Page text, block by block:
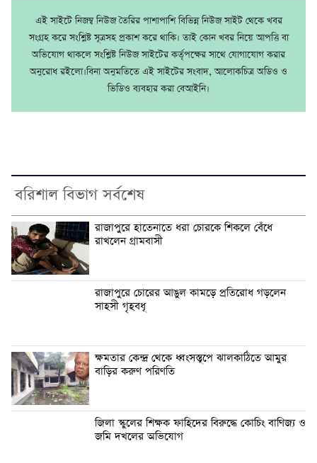
এই সাইটে নিজম্ব নিউজ তৈরির পাশাপাশি বিভিন্ন নিউজ সাইট থেকে খবর
সংগ্রহ করে সংশ্লিষ্ট সূত্রসহ প্রকাশ করে থাকি। তাই কোন খবর নিয়ে আপত্তি বা
অভিযোগ থাকলে সংশ্লিষ্ট নিউজ সাইটের কর্তৃপক্ষের সাথে যোগাযোগ করার
অনুরোধ রইলো।বিনা অনুমতিতে এই সাইটের সংবাদ, আলোকচিত্র অডিও ও
ভিডিও ব্যবহার করা বেআইনি।
বরিশাল বিভাগ সর্বশেষ
রাজাপুরে হাতেনাতে ধরা চোরকে শিকলে বেঁধে
রাখলেন গ্রামবাসী
রাজাপুরে চোরের আঙুল কামড়ে প্রতিরোধ গড়লেন
সাহসী গৃহবধূ
ক্ষমতার কেন্দ্র থেকে ধ্বংসস্তূপে ঝালকাঠিতে আমুর
বাড়ির করুণ পরিণতি
জিলা স্কুলের শিক্ষক ফাহিদের বিরুদ্ধে কোচিং বাণিজ্য ও
জমি দখলের অভিযোগ